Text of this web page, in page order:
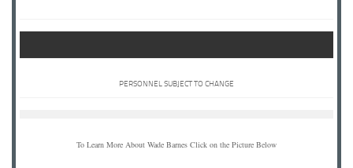
PERSONNEL SUBJECT TO CHANGE
To Learn More About Wade Barnes Click on the Picture Below